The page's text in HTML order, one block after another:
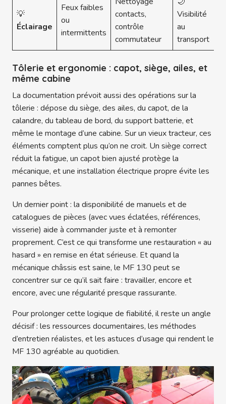
💡
Éclairage
Feux faibles
ou
intermittents
contacts,
contrôle
commutateur
Visibilité
au
transport
Tôlerie et ergonomie : capot, siège, ailes, et
même cabine
La documentation prévoit aussi des opérations sur la
tôlerie : dépose du siège, des ailes, du capot, de la
calandre, du tableau de bord, du support batterie, et
même le montage d’une cabine. Sur un vieux tracteur, ces
éléments comptent plus qu’on ne croit. Un siège correct
réduit la fatigue, un capot bien ajusté protège la
mécanique, et une installation électrique propre évite les
pannes bêtes.
Un dernier point : la disponibilité de manuels et de
catalogues de pièces (avec vues éclatées, références,
visserie) aide à commander juste et à remonter
proprement. C’est ce qui transforme une restauration « au
hasard » en remise en état sérieuse. Et quand la
mécanique châssis est saine, le MF 130 peut se
concentrer sur ce qu’il sait faire : travailler, encore et
encore, avec une régularité presque rassurante.
Pour prolonger cette logique de fiabilité, il reste un angle
décisif : les ressources documentaires, les méthodes
d’entretien réalistes, et les astuces d’usage qui rendent le
MF 130 agréable au quotidien.